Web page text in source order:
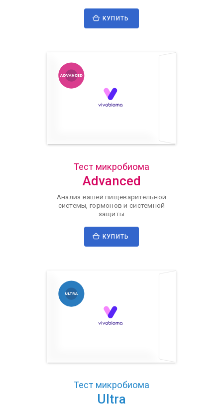
КУПИТЬ
Тест микробиома
Advanced
Анализ вашей пищеварительной
системы, гормонов и системной
защиты
КУПИТЬ
Тест микробиома
Ultra